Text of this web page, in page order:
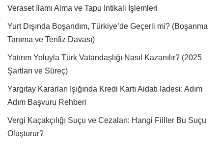
Veraset İlamı Alma ve Tapu İntikali İşlemleri
Yurt Dışında Boşandım, Türkiye’de Geçerli mi? (Boşanma
Tanıma ve Tenfiz Davası)
Yatırım Yoluyla Türk Vatandaşlığı Nasıl Kazanılır? (2025
Şartları ve Süreç)
Yargıtay Kararları Işığında Kredi Kartı Aidatı İadesi: Adım
Adım Başvuru Rehberi
Vergi Kaçakçılığı Suçu ve Cezaları: Hangi Fiiller Bu Suçu
Oluşturur?